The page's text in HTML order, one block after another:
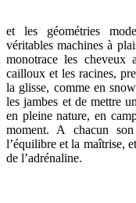
et les géométries
véritables machines à
monotrace les cheveux
cailloux et les racines,
la glisse, comme en
les jambes et de mettre
en pleine nature, en
moment. A chacun
l’équilibre et la maîtrise,
de l’adrénaline.